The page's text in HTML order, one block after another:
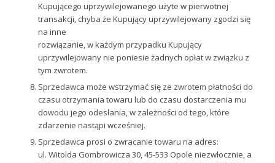
Kupującego uprzywilejowanego użyte w pierwotnej
transakcji, chyba że Kupujący uprzywilejowany zgodzi się
na inne
rozwiązanie, w każdym przypadku Kupujący
uprzywilejowany nie poniesie żadnych opłat w związku z
tym zwrotem.
Sprzedawca może wstrzymać się ze zwrotem płatności do
czasu otrzymania towaru lub do czasu dostarczenia mu
dowodu jego odesłania, w zależności od tego, które
zdarzenie nastąpi wcześniej.
Sprzedawca prosi o zwracanie towaru na adres:
ul. Witolda Gombrowicza 30, 45-533 Opole niezwłocznie, a